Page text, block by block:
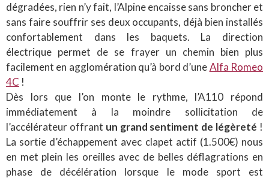
dégradées, rien n’y fait, l’Alpine encaisse sans broncher et
sans faire souffrir ses deux occupants, déjà bien installés
confortablement dans les baquets. La direction
électrique permet de se frayer un chemin bien plus
facilement en agglomération qu’à bord d’uneAlfa Romeo
4C !
Dès lors que l’on monte le rythme, l’A110 répond
immédiatement à la moindre sollicitation de
l’accélérateur offrant un grand sentiment de légèreté !
La sortie d’échappement avec clapet actif (1.500€) nous
en met plein les oreilles avec de belles déflagrations en
phase de décélération lorsque le mode sport est